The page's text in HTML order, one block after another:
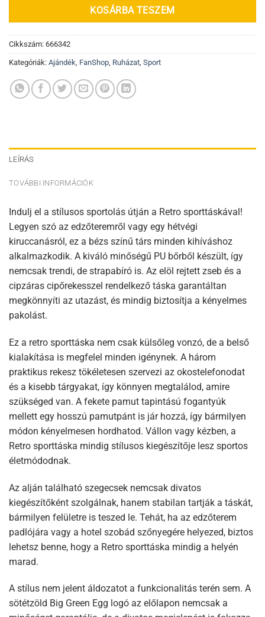
KOSÁRBA TESZEM
Cikkszám: 666342
Kategóriák: Ajándék FanShop Ruházat Sport
LEÍRÁS
TOVÁBBI INFORMÁCIÓK
Indulj el a stílusos sportolás útján a Retro sporttáskával!
Legyen szó az edzőteremről vagy egy hétvégi
kiruccanásról, ez a bézs színű társ minden kihíváshoz
alkalmazkodik. A kiváló minőségű PU bőrből készült, így
nemcsak trendi, de strapabíró is. Az elöl rejtett zseb és a
cipzáras cipőrekesszel rendelkező táska garantáltan
megkönnyíti az utazást, és mindig biztosítja a kényelmes
pakolást.
Ez a retro sporttáska nem csak külsőleg vonzó, de a belső
kialakítása is megfelel minden igénynek. A három
praktikus rekesz tökéletesen szervezi az okostelefonodat
és a kisebb tárgyakat, így könnyen megtalálod, amire
szükséged van. A fekete pamut tapintású fogantyúk
mellett egy hosszú pamutpánt is jár hozzá, így bármilyen
módon kényelmesen hordhatod. Vállon vagy kézben, a
Retro sporttáska mindig stílusos kiegészítője lesz sportos
életmódodnak.
Az alján található szegecsek nemcsak divatos
kiegészítőként szolgálnak, hanem stabilan tartják a táskát,
bármilyen felületre is teszed le. Tehát, ha az edzőterem
padlójára vagy a hotel szobád szőnyegére helyezed, biztos
lehetsz benne, hogy a Retro sporttáska mindig a helyén
marad.
A stílus nem jelent áldozatot a funkcionalitás terén sem. A
sötétzöld Big Green Egg logó az előlapon nemcsak a